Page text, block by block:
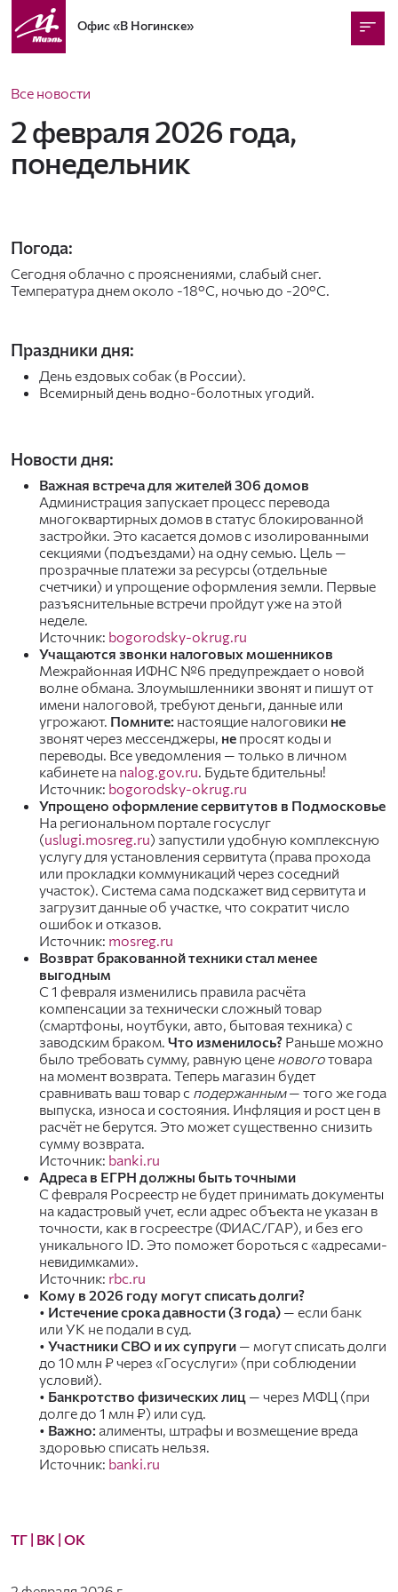
Офис«В Ногинске»
Все новости
2 февраля 2026 года,
понедельник
Погода:
Сегодня облачно с прояснениями, слабый снег.
Температура днем около -18°C, ночью до -20°C.
Праздники дня:
День ездовых собак (в России).
Всемирный день водно-болотных угодий.
Новости дня:
Важная встреча для жителей 306 домов
Администрация запускает процесс перевода
многоквартирных домов в статус блокированной
застройки. Это касается домов с изолированными
секциями (подъездами) на одну семью. Цель —
прозрачные платежи за ресурсы (отдельные
счетчики) и упрощение оформления земли. Первые
разъяснительные встречи пройдут уже на этой
неделе.
Источник: bogorodsky-okrug.ru
Учащаются звонки налоговых мошенников
Межрайонная ИФНС №6 предупреждает о новой
волне обмана. Злоумышленники звонят и пишут от
имени налоговой, требуют деньги, данные или
угрожают. Помните: настоящие налоговики не
звонят через мессенджеры, не просят коды и
переводы. Все уведомления — только в личном
кабинете на nalog.gov.ru. Будьте бдительны!
Источник: bogorodsky-okrug.ru
Упрощено оформление сервитутов в Подмосковье
На региональном портале госуслуг
(uslugi.mosreg.ru) запустили удобную комплексную
услугу для установления сервитута (права прохода
или прокладки коммуникаций через соседний
участок). Система сама подскажет вид сервитута и
загрузит данные об участке, что сократит число
ошибок и отказов.
Источник: mosreg.ru
Возврат бракованной техники стал менее
выгодным
С 1 февраля изменились правила расчёта
компенсации за технически сложный товар
(смартфоны, ноутбуки, авто, бытовая техника) с
заводским браком. Что изменилось? Раньше можно
было требовать сумму, равную цене новоготовара
на момент возврата. Теперь магазин будет
сравнивать ваш товар с подержанным— того же года
выпуска, износа и состояния. Инфляция и рост цен в
расчёт не берутся. Это может существенно снизить
сумму возврата.
Источник: banki.ru
Адреса в ЕГРН должны быть точными
С февраля Росреестр не будет принимать документы
на кадастровый учет, если адрес объекта не указан в
точности, как в госреестре (ФИАС/ГАР), и без его
уникального ID. Это поможет бороться с «адресами-
невидимками».
Источник: rbc.ru
Кому в 2026 году могут списать долги?
• Истечение срока давности (3 года) — если банк
или УК не подали в суд.
• Участники СВО и их супруги — могут списать долги
до 10 млн ₽ через «Госуслуги» (при соблюдении
условий).
• Банкротство физических лиц — через МФЦ (при
долге до 1 млн ₽) или суд.
• Важно: алименты, штрафы и возмещение вреда
здоровью списать нельзя.
Источник: banki.ru
ТГ | ВК | ОК